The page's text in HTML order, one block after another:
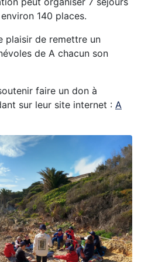
140 places.
plaisir de remettre un
de A chacun son
faire un don à
sur leur site internet : A